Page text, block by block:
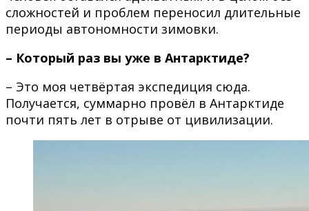
сложностей и проблем переносил длительные
периоды автономности зимовки.
– Который раз вы уже в Антарктиде?
– Это моя четвёртая экспедиция сюда.
Получается, суммарно провёл в Антарктиде
почти пять лет в отрыве от цивилизации.